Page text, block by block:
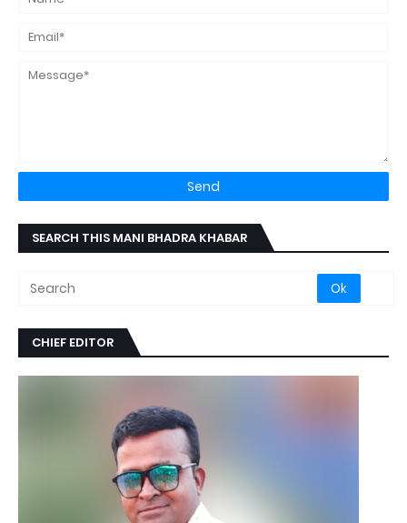
SEARCH THIS MANI BHADRA KHABAR
CHIEF EDITOR